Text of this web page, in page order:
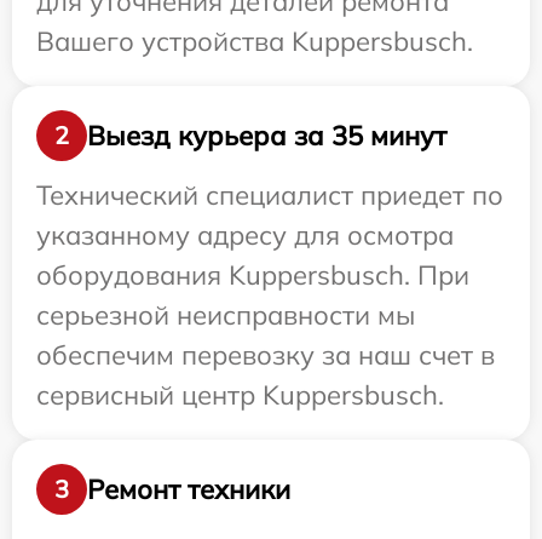
Вашего устройства Kuppersbusch.
2
Выезд курьера за 35 минут
Технический специалист приедет по
указанному адресу для осмотра
оборудования Kuppersbusch. При
серьезной неисправности мы
обеспечим перевозку за наш счет в
сервисный центр Kuppersbusch.
3
Ремонт техники